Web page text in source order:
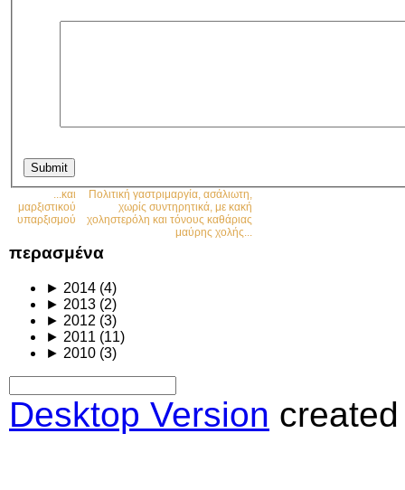
Πολιτική γαστριμαργία, ασάλιωτη,
χωρίς συντηρητικά, με κακή
χοληστερόλη και τόνους καθάριας
μαύρης χολής...
...και
μαρξιστικού
υπαρξισμού
περασμένα
► 2014 (4)
► 2013 (2)
► 2012 (3)
► 2011 (11)
► 2010 (3)
Desktop Version